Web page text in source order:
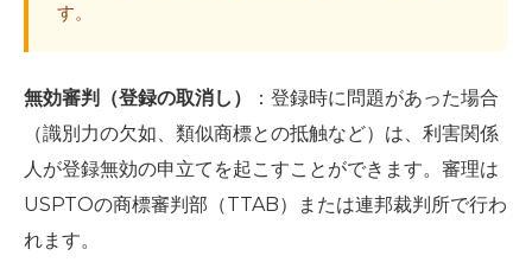
す。
無効審判（登録の取消し）
：登録時に問題があった場合
（識別力の欠如、類似商標との抵触など）は、利害関係
人が登録無効の申立てを起こすことができます。審理は
USPTOの商標審判部（TTAB）または連邦裁判所で行わ
れます。